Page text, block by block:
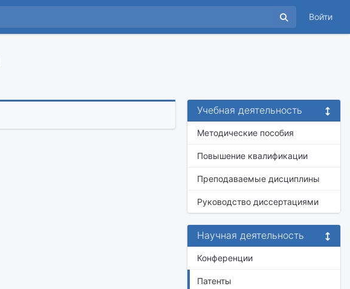
Войти
Учебная деятельность
Методические пособия
Повышение квалификации
Преподаваемые дисциплины
Руководство диссертациями
Научная деятельность
Конференции
Патенты